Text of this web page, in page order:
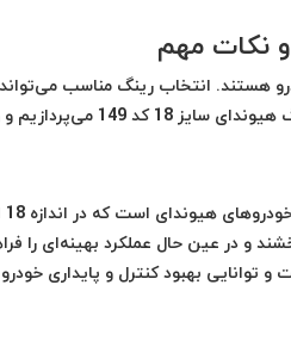
هستند. انتخاب رینگ مناسب می‌تواند
خودرو، راحتی رانندگی و ظاهر آن داشته باشد.
بهبود کنترل و پایداری خودرو